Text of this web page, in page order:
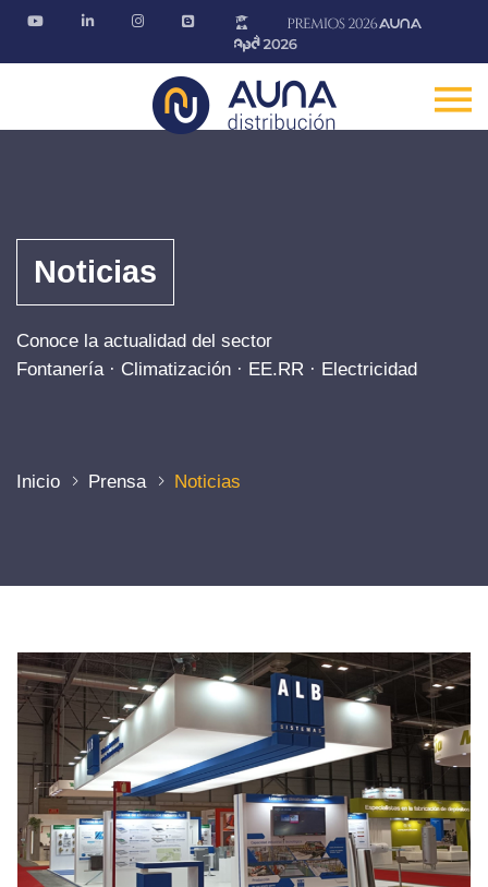
Noticias
Conoce la actualidad del sector
Fontanería · Climatización · EE.RR · Electricidad
Inicio Prensa Noticias